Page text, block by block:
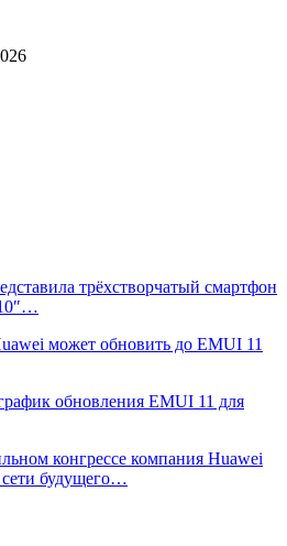
трёхстворчатый смартфон
может обновить до EMUI 11
обновления EMUI 11 для
конгрессе компания Huawei
сети будущего…